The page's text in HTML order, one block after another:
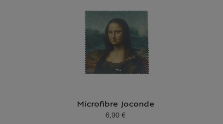
Microfibre Joconde
Prix ​​actuel
6,90 €